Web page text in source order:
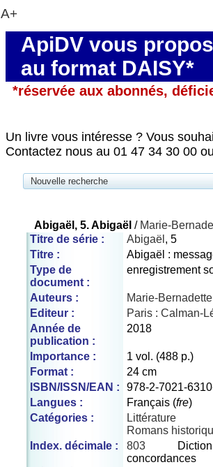
ApiDV vous
au format DAISY*
*réservée aux abonnés,
Un livre vous intéresse ? Vous
Contactez nous au 01 47 34 30 00
Nouvelle recherche
Abigaël, 5. Abigaël / Marie-
Titre de série :
Abigaël , 5
Titre :
Abigaël :
Type de
document :
enregistrement
Auteurs :
Marie-
Editeur :
Paris : Calman-
Année de
publication :
2018
Importance :
1 vol. (488 p.)
Format :
24 cm
ISBN/ISSN/EAN :
978-2-7021-
Langues :
Français (fre)
Catégories :
Littérature
Romans
Index. décimale :
803
concordances
A+